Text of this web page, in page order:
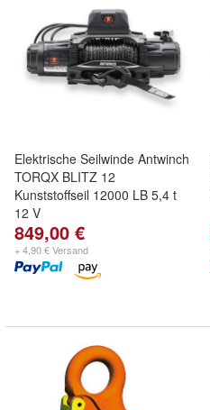
Elektrische Seilwinde Antwinch
TORQX BLITZ 12
Kunststoffseil 12000 LB 5,4 t
12 V
849,00 €
+ 4,90 € Versand